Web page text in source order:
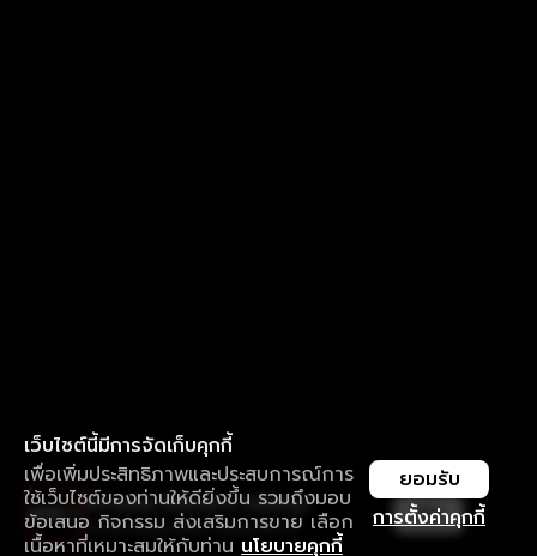
เว็บไซต์นี้มีการจัดเก็บคุกกี้
เพื่อเพิ่มประสิทธิภาพและประสบการณ์การ
ใช้เว็บไซต์ของท่านให้ดียิ่งขึ้น รวมถึงมอบ
ข้อเสนอ กิจกรรม ส่งเสริมการขาย เลือก
เนื้อหาที่เหมาะสมให้กับท่าน นโยบายคุกกี้
การตั้งค่าคุกกี้
ยอมรับ
ใช้งานแอป ลื่นไหลกว่า ไม่มีสะดุด
ดาวน์โหลดแอปเพื่อการรับชมที่ดีกว่า เปิด